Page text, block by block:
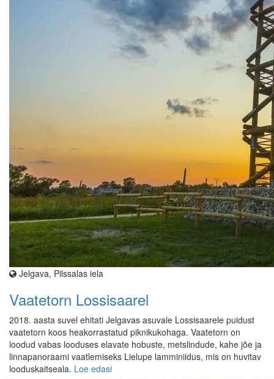
Jelgava, Pilssalas iela
Vaatetorn Lossisaarel
2018. aasta suvel ehitati Jelgavas asuvale Lossisaarele puidust
vaatetorn koos heakorrastatud piknikukohaga. Vaatetorn on
loodud vabas looduses elavate hobuste, metslindude, kahe jõe ja
linnapanoraami vaatlemiseks Lielupe lamminiidus, mis on huvitav
looduskaitseala. Loe edasi